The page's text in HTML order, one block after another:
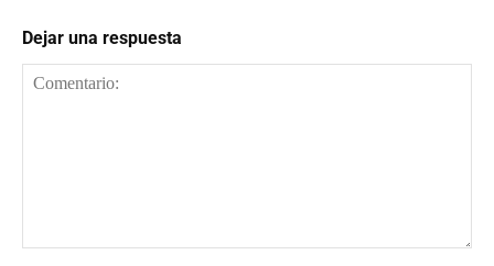
Dejar una respuesta